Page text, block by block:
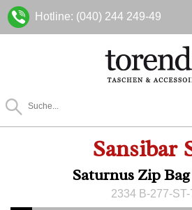
Hotline: (040) 244 249-49
Sansibar
Saturnus Zip
2334 B-277-ST-